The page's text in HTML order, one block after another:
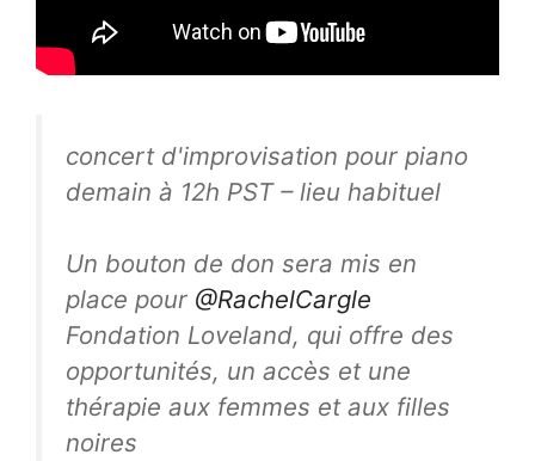
concert d'improvisation pour piano
demain à 12h PST – lieu habituel
Un bouton de don sera mis en
place pour @RachelCargle
Fondation Loveland, qui offre des
opportunités, un accès et une
thérapie aux femmes et aux filles
noires